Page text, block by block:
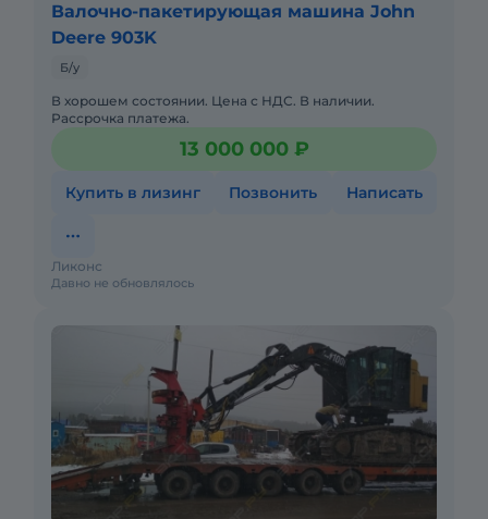
Валочно-пакетирующая машина John
Deere 903K
Б/у
В хорошем состоянии. Цена с НДС. В наличии.
Рассрочка платежа.
13 000 000 ₽
Купить в лизинг Позвонить Написать
Давно не обновлялось
Ликонс